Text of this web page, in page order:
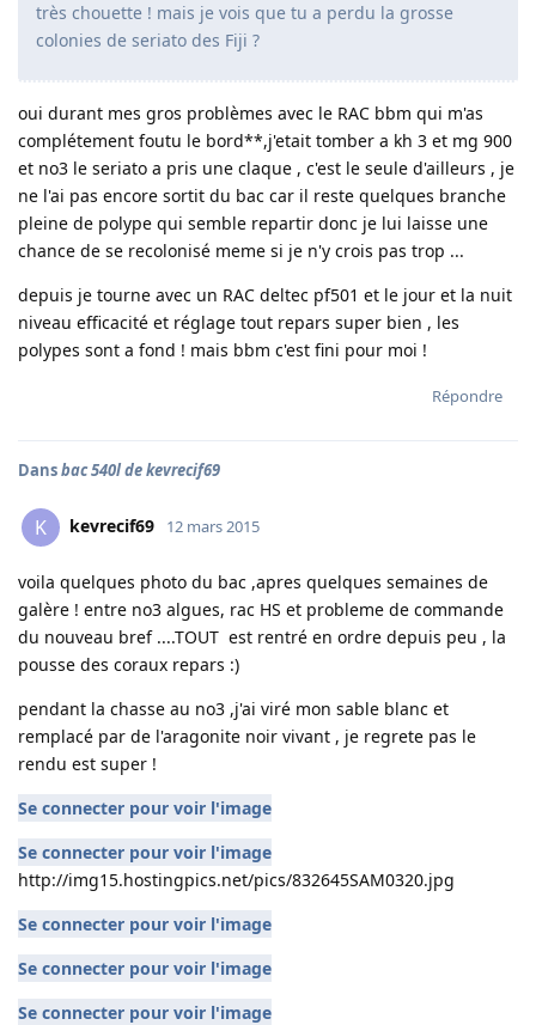
très chouette ! mais je vois que tu a perdu la grosse
colonies de seriato des Fiji ?
oui durant mes gros problèmes avec le RAC bbm qui m'as
complétement foutu le bord**,j'etait tomber a kh 3 et mg 900
et no3 le seriato a pris une claque , c'est le seule d'ailleurs , je
ne l'ai pas encore sortit du bac car il reste quelques branche
pleine de polype qui semble repartir donc je lui laisse une
chance de se recolonisé meme si je n'y crois pas trop ...
depuis je tourne avec un RAC deltec pf501 et le jour et la nuit
niveau efficacité et réglage tout repars super bien , les
polypes sont a fond ! mais bbm c'est fini pour moi !
Répondre
Dansbac 540l de kevrecif69
K kevrecif69 12 mars 2015
voila quelques photo du bac ,apres quelques semaines de
galère ! entre no3 algues, rac HS et probleme de commande
du nouveau bref ....TOUT est rentré en ordre depuis peu , la
pousse des coraux repars :)
pendant la chasse au no3 ,j'ai viré mon sable blanc et
remplacé par de l'aragonite noir vivant , je regrete pas le
rendu est super !
Se connecter pour voir l'image
Se connecter pour voir l'image
http://img15.hostingpics.net/pics/832645SAM0320.jpg
Se connecter pour voir l'image
Se connecter pour voir l'image
Se connecter pour voir l'image